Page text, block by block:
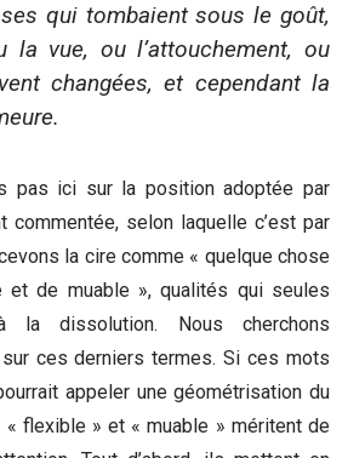
qui tombaient sous le goût,
la vue, ou l’attouchement, ou
changées, et cependant la
pas ici sur la position adoptée par
commentée, selon laquelle c’est par
la cire comme « quelque chose
et de muable », qualités qui seules
la dissolution. Nous cherchons
ces derniers termes. Si ces mots
appeler une géométrisation du
flexible » et « muable » méritent de